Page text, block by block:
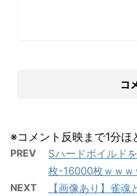
※コメント反映まで1分ほ
PREV
Sハードボイルド
枚-16000枚ｗｗｗ
NEXT 【画像あり】雀